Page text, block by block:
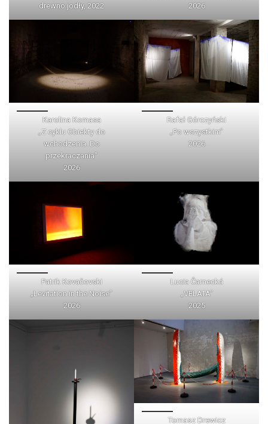
drewno jodły, 2022
2026
Karolina Komasa
„Z cyklu Obiekty do
wchodzenia. Do
przekraczania”
2026
Rafał Górczyński
„Po wszystkim”
2026
Patrik Kovačovski
„Levitation in the Noise”
2026
Lucia Čarnecká
„VELATA”
2025
Tomasz Drewicz